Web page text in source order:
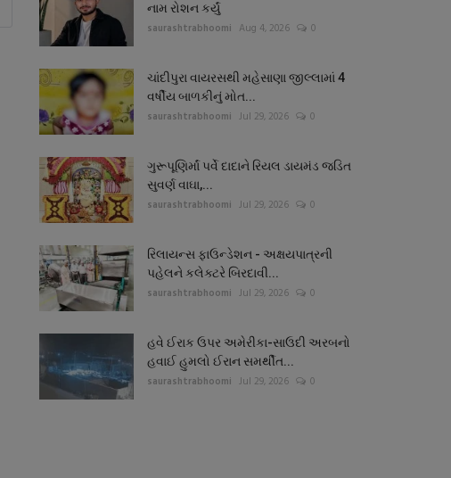
નામ રોશન કર્યું
saurashtrabhoomi Aug 4, 2026 0
ચાંદીપુરા વાયરસથી મહેસાણા જીલ્લામાં 4
વર્ષીય બાળકીનું મોત...
saurashtrabhoomi Jul 29, 2026 0
ગુરૂપૂણિર્માં પર્વે દાદાને રિયલ ડાયમંડ જડિત
સુવર્ણ વાઘા,...
saurashtrabhoomi Jul 29, 2026 0
રિલાયન્સ ફાઉન્ડેશન - અક્ષયપાત્રની
પહેલને કલેક્ટરે બિરદાવી...
saurashtrabhoomi Jul 29, 2026 0
હવે ઈરાક ઉપર અમેરીકા-સાઉદી અરબનો
હવાઈ હુમલો ઈરાન સમર્થીત...
saurashtrabhoomi Jul 29, 2026 0